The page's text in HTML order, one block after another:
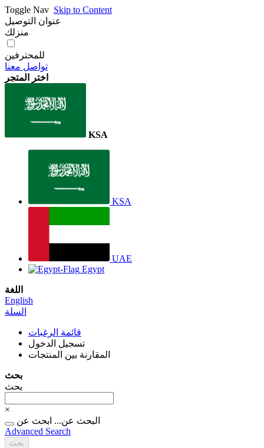
Toggle Nav Skip to Content
عنوان التوصيل
منزلك
للمحترفين
تواصل معنا
اختر المتجر
KSA
KSA
UAE
Egypt
اللغة
English
السلة
قائمة الرغبات
تسجيل الدخول
المقارنة بين المنتجات
بحث
بحث
×
البحث عن... ابحث عن
Advanced Search
بحث